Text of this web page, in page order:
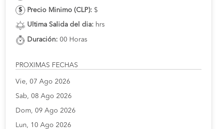
Precio Minimo (CLP): $
Ultima Salida del dia: hrs
Duración: 00 Horas
PROXIMAS FECHAS
Vie, 07 Ago 2026
Sab, 08 Ago 2026
Dom, 09 Ago 2026
Lun, 10 Ago 2026